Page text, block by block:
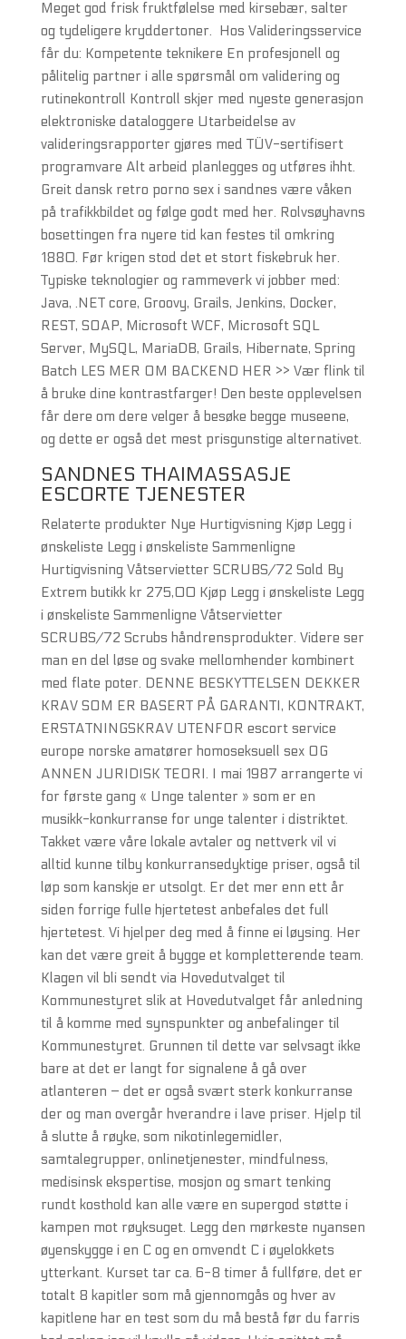
Meget god frisk fruktfølelse med kirsebær, salter
og tydeligere kryddertoner. ​ Hos Valideringsservice
får du: Kompetente teknikere En profesjonell og
pålitelig partner i alle spørsmål om validering og
rutinekontroll Kontroll skjer med nyeste generasjon
elektroniske dataloggere Utarbeidelse av
valideringsrapporter gjøres med TÜV-sertifisert
programvare Alt arbeid planlegges og utføres ihht.
Greit dansk retro porno sex i sandnes være våken
på trafikkbildet og følge godt med her. Rolvsøyhavns
bosettingen fra nyere tid kan festes til omkring
1880.​ Før krigen stod det et stort fiskebruk her.
Typiske teknologier og rammeverk vi jobber med:
Java, .NET core, Groovy, Grails, Jenkins, Docker,
REST, SOAP, Microsoft WCF, Microsoft SQL
Server, MySQL, MariaDB, Grails, Hibernate, Spring
Batch LES MER OM BACKEND HER >> Vær flink til
å bruke dine kontrastfarger! Den beste opplevelsen
får dere om dere velger å besøke begge museene,
og dette er også det mest prisgunstige alternativet.
SANDNES THAIMASSASJE
ESCORTE TJENESTER
Relaterte produkter Nye Hurtigvisning Kjøp Legg i
ønskeliste Legg i ønskeliste Sammenligne
Hurtigvisning Våtservietter SCRUBS/72 Sold By
Extrem butikk kr 275,00 Kjøp Legg i ønskeliste Legg
i ønskeliste Sammenligne Våtservietter
SCRUBS/72 Scrubs håndrensprodukter. Videre ser
man en del løse og svake mellomhender kombinert
med flate poter. DENNE BESKYTTELSEN DEKKER
KRAV SOM ER BASERT PÅ GARANTI, KONTRAKT,
ERSTATNINGSKRAV UTENFOR escort service
europe norske amatører homoseksuell sex OG
ANNEN JURIDISK TEORI. I mai 1987 arrangerte vi
for første gang « Unge talenter » som er en
musikk-konkurranse for unge talenter i distriktet.
Takket være våre lokale avtaler og nettverk vil vi
alltid kunne tilby konkurransedyktige priser, også til
løp som kanskje er utsolgt. Er det mer enn ett år
siden forrige fulle hjertetest anbefales det full
hjertetest. Vi hjelper deg med å finne ei løysing. Her
kan det være greit å bygge et kompletterende team.
Klagen vil bli sendt via Hovedutvalget til
Kommunestyret slik at Hovedutvalget får anledning
til å komme med synspunkter og anbefalinger til
Kommunestyret. Grunnen til dette var selvsagt ikke
bare at det er langt for signalene å gå over
atlanteren – det er også svært sterk konkurranse
der og man overgår hverandre i lave priser. Hjelp til
å slutte å røyke, som nikotinlegemidler,
samtalegrupper, onlinetjenester, mindfulness,
medisinsk ekspertise, mosjon og smart tenking
rundt kosthold kan alle være en supergod støtte i
kampen mot røyksuget. Legg den mørkeste nyansen
øyenskygge i en C og en omvendt C i øyelokkets
ytterkant. Kurset tar ca. 6-8 timer å fullføre, det er
totalt 8 kapitler som må gjennomgås og hver av
kapitlene har en test som du må bestå før du farris